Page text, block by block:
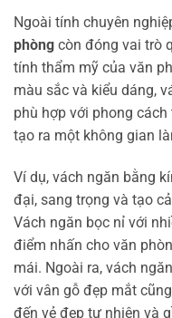
Ngoài tính chuyên
phòng còn đóng vai trò
tính thẩm mỹ của văn
màu sắc và kiểu dáng,
phù hợp với phong
tạo ra một không gian
Ví dụ, vách ngăn bằng
đại, sang trọng và tạo
Vách ngăn bọc nỉ với
điểm nhấn cho văn
mái. Ngoài ra, vách
với vân gỗ đẹp mắt
đến vẻ đẹp tự nhiên và